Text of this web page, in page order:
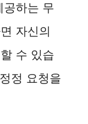
공하는 무
자신의
수 있습
정 요청을